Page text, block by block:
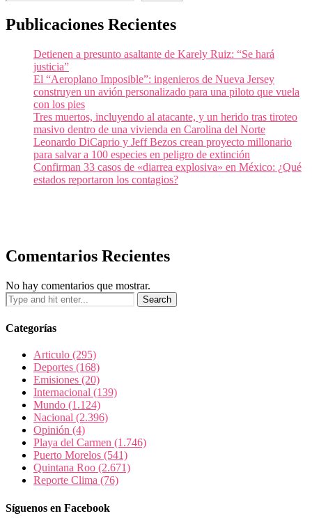
Publicaciones Recientes
Detienen a presunto asaltante de Karely Ruiz: “Se hará
justicia”
El “Aeroplano Imposible”: ingenieros de Nueva Jersey
construyen un avión personalizado para una piloto que vuela
con los pies
Tres muertos, incluyendo al atacante, y un herido tras tiroteo
masivo dentro de una vivienda en Carolina del Norte
Leonardo DiCaprio y Jeff Bezos crean proyecto millonario
para salvar a 100 especies en peligro de extinción
Confirman 33 casos de «diarrea explosiva» en México: ¿Qué
estados reportaron los contagios?
Comentarios Recientes
No hay comentarios que mostrar.
Categorías
Articulo (295)
Deportes (168)
Emisiones (20)
Internacional (139)
Mundo (1.124)
Nacional (2.396)
Opinión (4)
Playa del Carmen (1.746)
Puerto Morelos (541)
Quintana Roo (2.671)
Reporte Clima (76)
Síguenos en Facebook